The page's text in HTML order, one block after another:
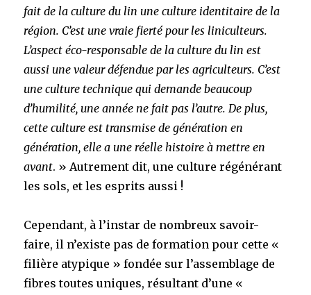
fait de la culture du lin une culture identitaire de la
région. C’est une vraie fierté pour les liniculteurs.
L’aspect éco-responsable de la culture du lin est
aussi une valeur défendue par les agriculteurs. C’est
une culture technique qui demande beaucoup
d’humilité, une année ne fait pas l’autre.De plus,
cette culture est transmise de génération en
génération, elle a une réelle histoire à mettre en
avant. » Autrement dit, une culture régénérant
les sols, et les esprits aussi !
Cependant, à l’instar de nombreux savoir-
faire, il n’existe pas de formation pour cette «
filière atypique » fondée sur l’assemblage de
fibres toutes uniques, résultant d’une «